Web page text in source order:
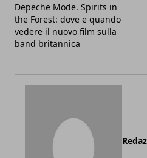
Depeche Mode. Spirits in
the Forest: dove e quando
vedere il nuovo film sulla
band britannica